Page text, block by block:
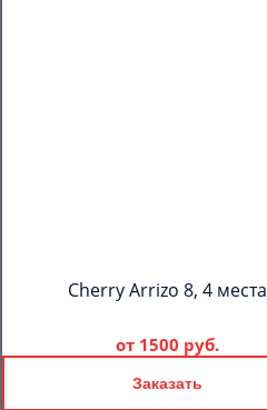
Cherry Arrizo 8, 4 места
от 1500 руб.
Заказать